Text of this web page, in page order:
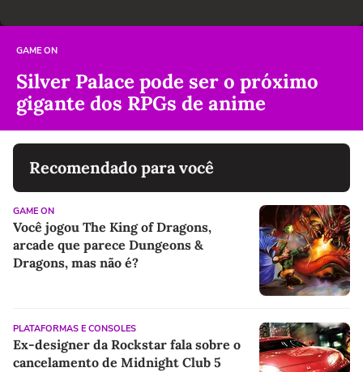
GAME ON
Silver Palace pode ser o próximo
gigante dos RPGs de anime
Recomendado para você
GAME ON
Você jogou The King of Dragons,
arcade que parece Dungeons &
Dragons, mas não é?
PLATAFORMAS E CONSOLES
Ex-designer da Rockstar fala sobre o
cancelamento de Midnight Club 5